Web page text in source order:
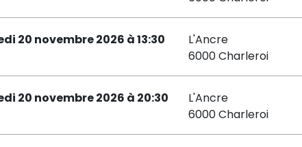
20 novembre 2026 à 13:30
L'Ancre
6000 Charleroi
20 novembre 2026 à 20:30
L'Ancre
6000 Charleroi